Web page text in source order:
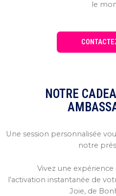
le
NOTRE
Une session personnalisée
notre
Vivez une
l’activation instantanée de
Joie, de